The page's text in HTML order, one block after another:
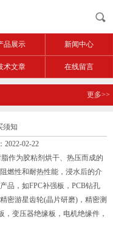
品展示 新闻中心
术文章 在线留言
更多>>
须知
2022-02-22
作为胶粘剂烘干、热压而成的
燃性和耐热性能，浸水后的介
品，如FPC补强板，PCB钻孔
密游星齿轮(晶片研磨)，精密测
变压器绝缘板，电机绝缘件，